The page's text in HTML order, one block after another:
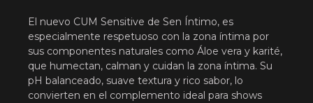
El nuevo CUM Sensitive de Sen Íntimo, es
especialmente respetuoso con la zona íntima por
sus componentes naturales como Áloe vera y karité,
que humectan, calman y cuidan la zona íntima. Su
pH balanceado, suave textura y rico sabor, lo
convierten en el complemento ideal para shows